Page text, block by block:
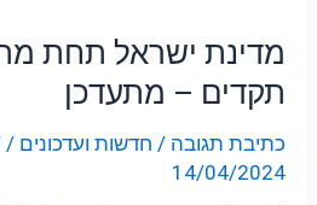
מדינת ישראל תחת
תקדים – מתעדכן
כתיבת תגובה / חדשות ועדכונים /
14/04/2024
מדינת
ישראל
תחת
מתקפה
חסרת